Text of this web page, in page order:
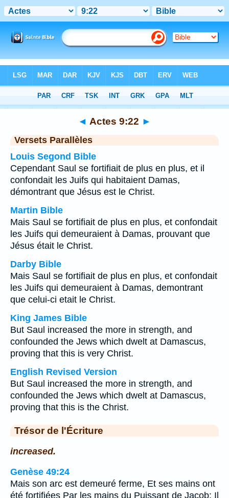
Chapitre 9> Verset 22
◄ Actes 9:22 ►
Versets Parallèles
Louis Segond Bible
Cependant Saul se fortifiait de plus en plus, et il
confondait les Juifs qui habitaient Damas,
démontrant que Jésus est le Christ.
Martin Bible
Mais Saul se fortifiait de plus en plus, et confondait
les Juifs qui demeuraient à Damas, prouvant que
Jésus était le Christ.
Darby Bible
Mais Saul se fortifiait de plus en plus, et confondait
les Juifs qui demeuraient à Damas, demontrant
que celui-ci etait le Christ.
King James Bible
But Saul increased the more in strength, and
confounded the Jews which dwelt at Damascus,
proving that this is very Christ.
English Revised Version
But Saul increased the more in strength, and
confounded the Jews which dwelt at Damascus,
proving that this is the Christ.
Trésor de l'Écriture
increased.
Genèse 49:24
Mais son arc est demeuré ferme, Et ses mains ont
été fortifiées Par les mains du Puissant de Jacob: Il